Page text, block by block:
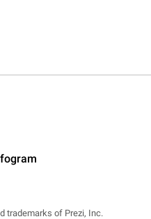
trademarks of Prezi, Inc.